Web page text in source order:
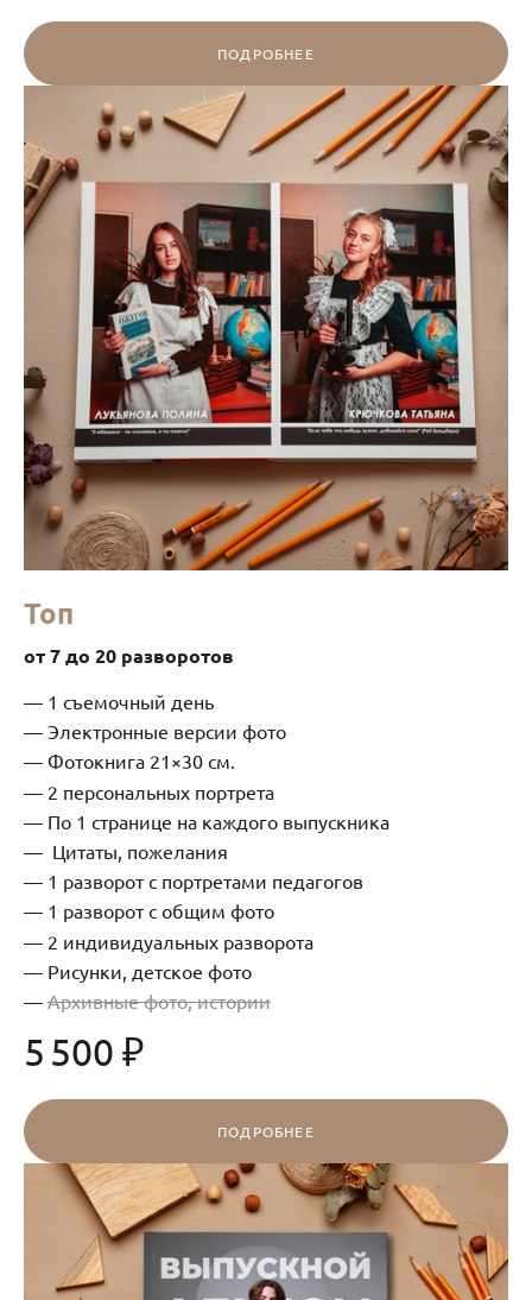
ПОДРОБНЕЕ
Топ
от 7 до 20 разворотов
1 съемочный день
Электронные версии фото
Фотокнига 21×30 см.
2 персональных портрета
По 1 странице на каждого выпускника
Цитаты, пожелания
1 разворот с портретами педагогов
1 разворот с общим фото
2 индивидуальных разворота
Рисунки, детское фото
Архивные фото, истории
5 500 ₽
ПОДРОБНЕЕ